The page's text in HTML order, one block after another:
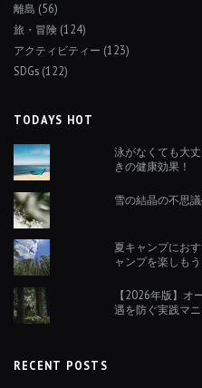
離島 (56)
旅・冒険 (124)
アクティビティー (123)
SDGs (122)
TODAYS HOT
泳がなくても大
きの健康効果！
雪の結晶の不思
夏キャンプにお
ャンプを楽しもう
【2026年版】オ
遇を防ぐ実践マ
RECENT POSTS